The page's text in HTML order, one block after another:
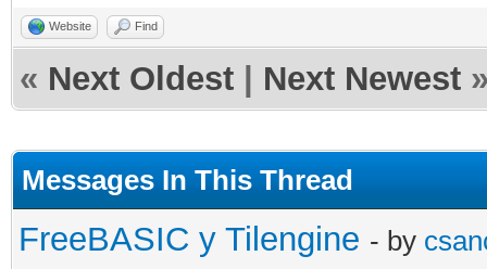
Website Find
« Next Oldest Next Newest
Messages In This Thread
FreeBASIC y Tilengine - by